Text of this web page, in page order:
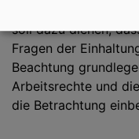
soll dazu dienen,
Fragen der
Beachtung
Arbeitsrechte und
die Betrachtung